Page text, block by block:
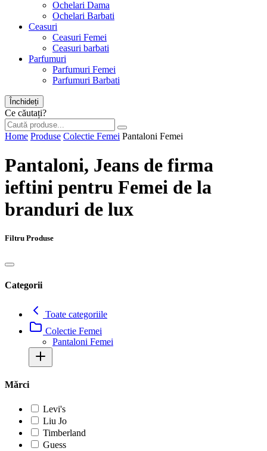
Ochelari Dama
Ochelari Barbati
Ceasuri
Ceasuri Femei
Ceasuri barbati
Parfumuri
Parfumuri Femei
Parfumuri Barbati
Închideți
Ce căutați?
Home Produse Colectie Femei Pantaloni Femei
Pantaloni, Jeans de firma
ieftini pentru Femei de la
branduri de lux
Filtru Produse
Categorii
Toate categoriile
Colectie Femei
Pantaloni Femei
Mărci
Levi's
Liu Jo
Timberland
Guess